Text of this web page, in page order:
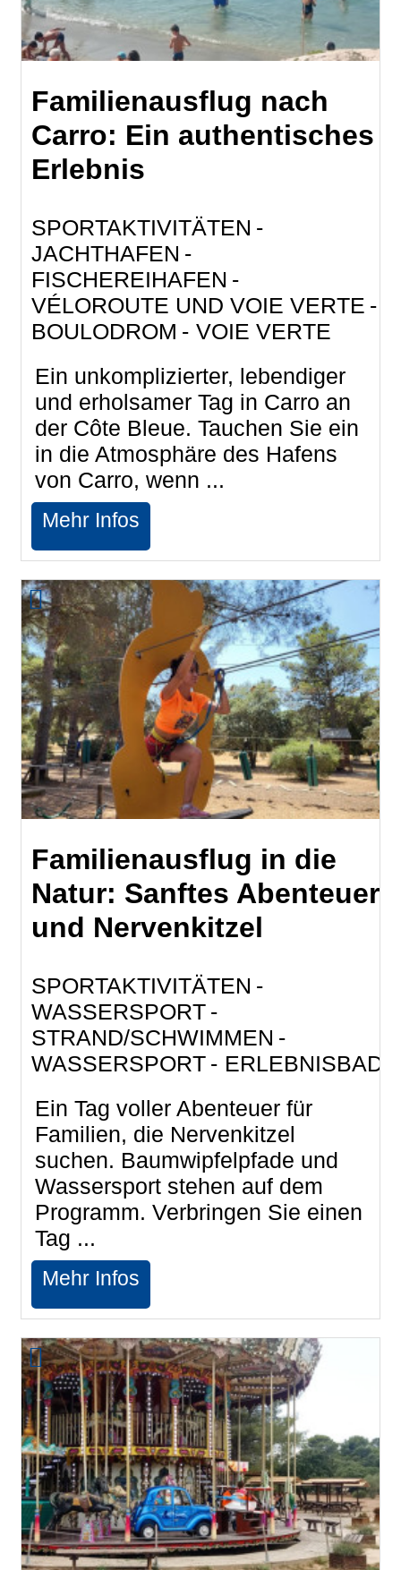
Familienausflug nach
Carro: Ein authentisches
Erlebnis
SPORTAKTIVITÄTEN
JACHTHAFEN
FISCHEREIHAFEN
VÉLOROUTE UND VOIE VERTE
BOULODROM
VOIE VERTE
Ein unkomplizierter, lebendiger
und erholsamer Tag in Carro an
der Côte Bleue. Tauchen Sie ein
in die Atmosphäre des Hafens
von Carro, wenn ...
Mehr Infos
Familienausflug in die
Natur: Sanftes Abenteuer
und Nervenkitzel
SPORTAKTIVITÄTEN
WASSERSPORT
STRAND/SCHWIMMEN
WASSERSPORT
ERLEBNISBAD
Ein Tag voller Abenteuer für
Familien, die Nervenkitzel
suchen. Baumwipfelpfade und
Wassersport stehen auf dem
Programm. Verbringen Sie einen
Tag ...
Mehr Infos